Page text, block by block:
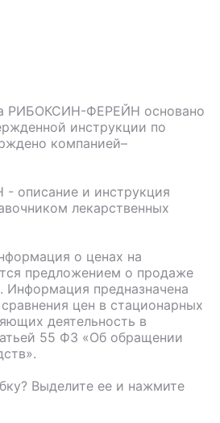
РИБОКСИН-ФЕРЕЙН основано
инструкции по
компанией–
- описание и инструкция
лекарственных
о ценах на
предложением о продаже
Информация предназначена
цен в стационарных
деятельность в
55 ФЗ «Об обращении
Выделите ее и нажмите